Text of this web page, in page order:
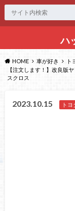
ハ
HOME 車が好き
ト
【注文します！】改良版
スクロス
2023.10.15 ト